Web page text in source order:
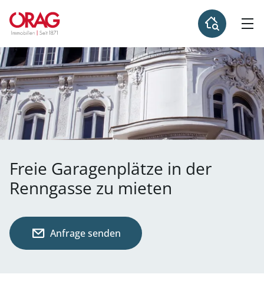
Freie Garagenplätze in der
Renngasse zu mieten
Anfrage senden